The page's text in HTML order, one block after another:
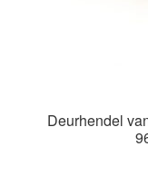
Deurhendel